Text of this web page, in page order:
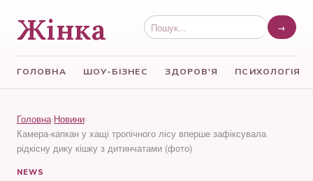
Жінка →
ГОЛОВНА ШОУ-БІЗНЕС ЗДОРОВ'Я ПСИХОЛОГІЯ
Головна›Новини›
Камера-капкан у хащі тропічного лісу вперше зафіксувала
рідкісну дику кішку з дитинчатами (фото)
NEWS